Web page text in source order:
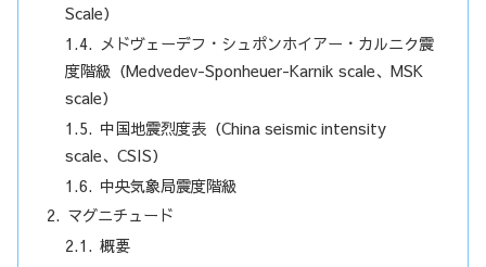
Scale）
メドヴェーデフ・シュポンホイアー・カルニク震
度階級（Medvedev-Sponheuer-Karnik scale、MSK
scale）
中国地震烈度表（China seismic intensity
scale、CSIS）
中央気象局震度階級
マグニチュード
概要